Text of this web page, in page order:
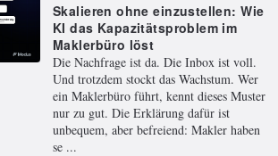
Skalieren ohne einzustellen: Wie
KI das Kapazitätsproblem im
Maklerbüro löst
Die Nachfrage ist da. Die Inbox ist voll.
Und trotzdem stockt das Wachstum. Wer
ein Maklerbüro führt, kennt dieses Muster
nur zu gut. Die Erklärung dafür ist
unbequem, aber befreiend: Makler haben
se ...